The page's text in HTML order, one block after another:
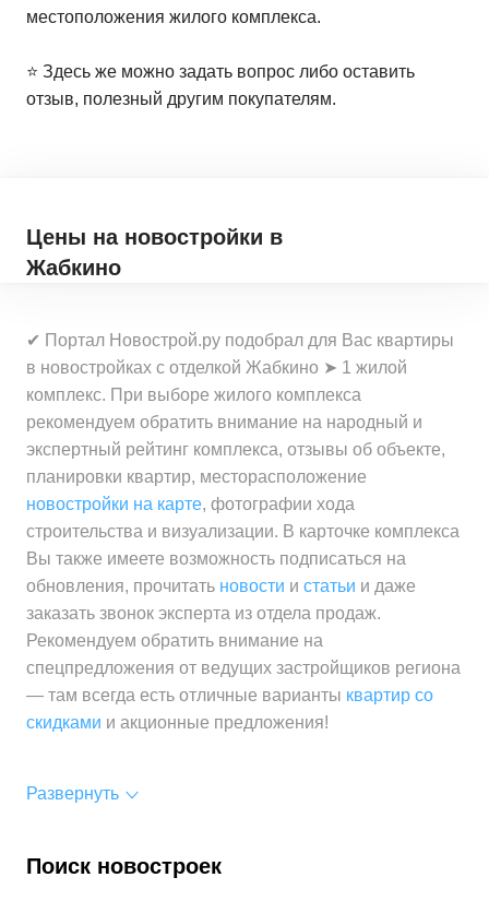
местоположения жилого комплекса.
⭐️ Здесь же можно задать вопрос либо оставить
отзыв, полезный другим покупателям.
Цены на новостройки в
Жабкино
✔ Портал Новострой.ру подобрал для Вас квартиры
в новостройках с отделкой Жабкино ➤ 1 жилой
комплекс. При выборе жилого комплекса
рекомендуем обратить внимание на народный и
экспертный рейтинг комплекса, отзывы об объекте,
планировки квартир, месторасположение
новостройки на карте, фотографии хода
строительства и визуализации. В карточке комплекса
Вы также имеете возможность подписаться на
обновления, прочитать новости и статьи и даже
заказать звонок эксперта из отдела продаж.
Рекомендуем обратить внимание на
спецпредложения от ведущих застройщиков региона
— там всегда есть отличные варианты квартир со
скидками и акционные предложения!
Развернуть
Поиск новостроек